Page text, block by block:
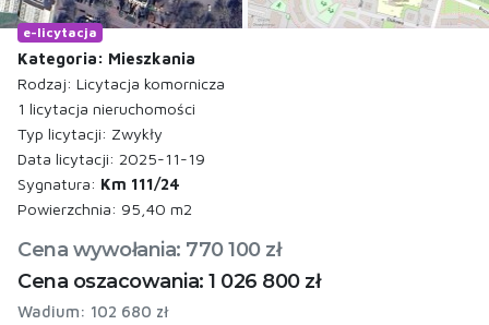
e-licytacja
Kategoria: Mieszkania
Rodzaj: Licytacja komornicza
1 licytacja nieruchomości
Typ licytacji: Zwykły
Data licytacji: 2025-11-19
Sygnatura: Km 111/24
Powierzchnia: 95,40 m2
Cena wywołania: 770 100 zł
Cena oszacowania: 1 026 800 zł
Wadium: 102 680 zł